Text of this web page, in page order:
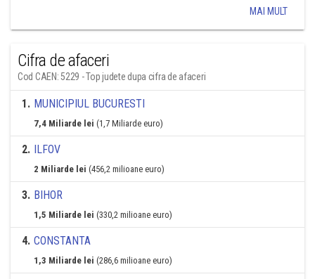
MAI MULT
Cifra de afaceri
Cod CAEN: 5229 - Top judete dupa cifra de afaceri
1. MUNICIPIUL BUCURESTI
7,4 Miliarde lei (1,7 Miliarde euro)
2. ILFOV
2 Miliarde lei (456,2 milioane euro)
3. BIHOR
1,5 Miliarde lei (330,2 milioane euro)
4. CONSTANTA
1,3 Miliarde lei (286,6 milioane euro)